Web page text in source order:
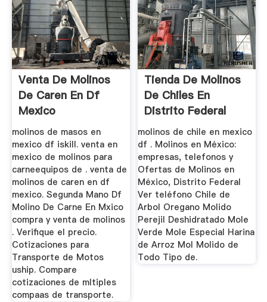
Venta De Molinos
De Caren En Df
Mexico
molinos de masos en
mexico df iskill. venta en
mexico de molinos para
carneequipos de . venta de
molinos de caren en df
mexico. Segunda Mano Df
Molino De Carne En Mxico
compra y venta de molinos
. Verifique el precio.
Cotizaciones para
Transporte de Motos
uship. Compare
cotizaciones de mltiples
compaas de transporte.
Tienda De Molinos
De Chiles En
Distrito Federal
Mexico
molinos de chile en mexico
df . Molinos en México:
empresas, telefonos y
Ofertas de Molinos en
México, Distrito Federal
Ver teléfono Chile de
Arbol Oregano Molido
Perejil Deshidratado Mole
Verde Mole Especial Harina
de Arroz Mol Molido de
Todo Tipo de.